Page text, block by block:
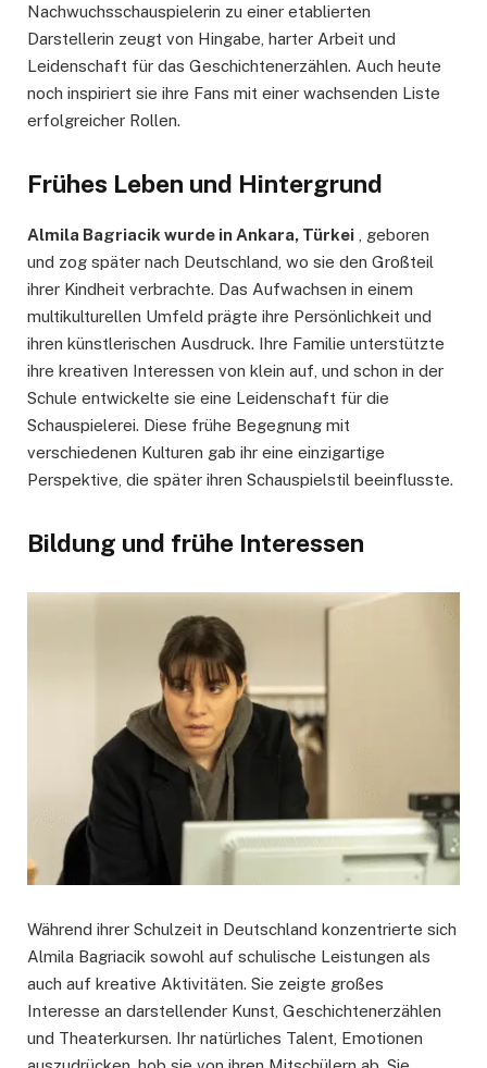
Nachwuchsschauspielerin zu einer etablierten
Darstellerin zeugt von Hingabe, harter Arbeit und
Leidenschaft für das Geschichtenerzählen. Auch heute
noch inspiriert sie ihre Fans mit einer wachsenden Liste
erfolgreicher Rollen.
Frühes Leben und Hintergrund
Almila Bagriacik wurde in Ankara, Türkei , geboren
und zog später nach Deutschland, wo sie den Großteil
ihrer Kindheit verbrachte. Das Aufwachsen in einem
multikulturellen Umfeld prägte ihre Persönlichkeit und
ihren künstlerischen Ausdruck. Ihre Familie unterstützte
ihre kreativen Interessen von klein auf, und schon in der
Schule entwickelte sie eine Leidenschaft für die
Schauspielerei. Diese frühe Begegnung mit
verschiedenen Kulturen gab ihr eine einzigartige
Perspektive, die später ihren Schauspielstil beeinflusste.
Bildung und frühe Interessen
Während ihrer Schulzeit in Deutschland konzentrierte sich
Almila Bagriacik sowohl auf schulische Leistungen als
auch auf kreative Aktivitäten. Sie zeigte großes
Interesse an darstellender Kunst, Geschichtenerzählen
und Theaterkursen. Ihr natürliches Talent, Emotionen